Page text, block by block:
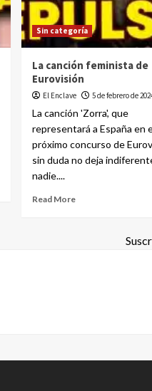
Sin categoría
La canción feminista de
Eurovisión
El Enclave 5 de febrero de
La canción 'Zorra', que
representará a España en
próximo concurso de
sin duda no deja
nadie....
Read More